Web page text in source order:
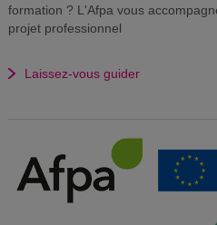
formation ? L'Afpa vous
projet professionnel
Laissez-vous guider